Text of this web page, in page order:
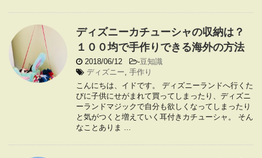
ディズニーカチューシャの収納は？
１００均で手作りできる海外の方法
2018/06/12 -豆知識
ディズニー, 手作り
こんにちは、イドです。 ディズニーランドへ行くた
びに子供にせがまれて買ってしまったり、ディズニ
ーランドマジックで自分も欲しくなってしまったり
と気がつくと増えていく耳付きカチューシャ。 そん
なことありま ...